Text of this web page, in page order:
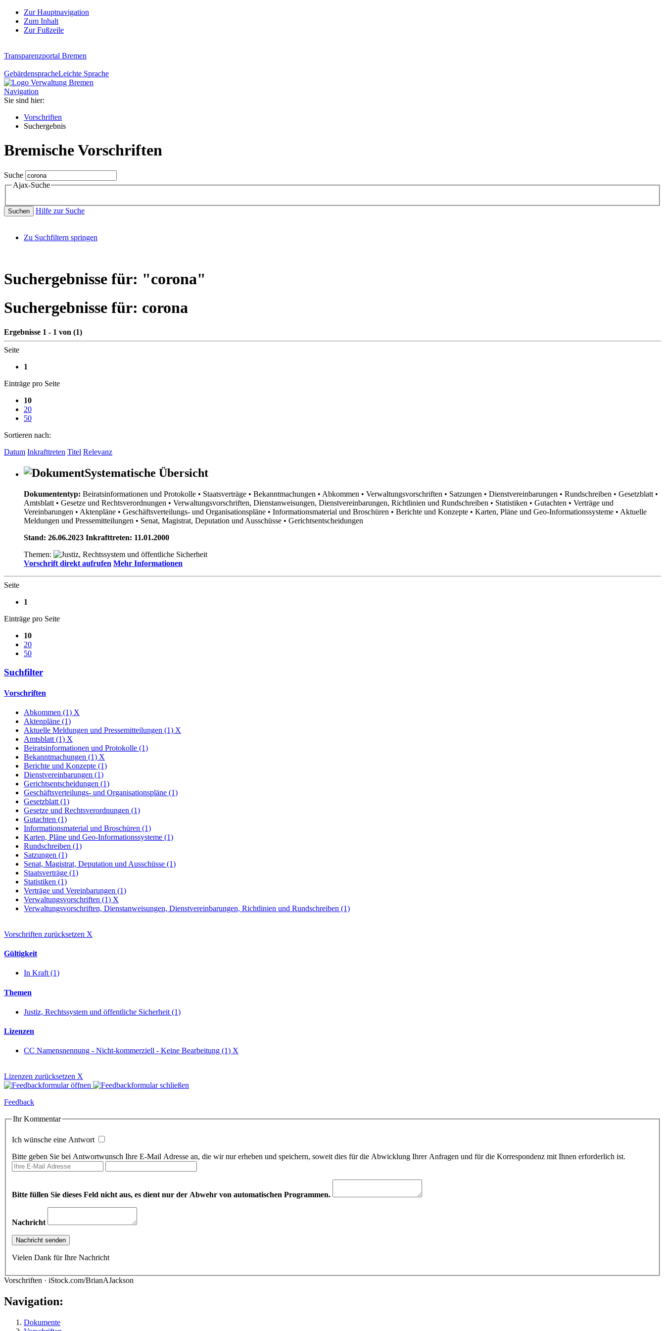
Zur Hauptnavigation
Zum Inhalt
Zur Fußzeile
Transparenzportal Bremen
GebärdenspracheLeichte Sprache
Navigation
Sie sind hier:
Vorschriften
Suchergebnis
Bremische Vorschriften
Suche
Ajax-Suche
Suchen Hilfe zur Suche
Zu Suchfiltern springen
Suchergebnisse für: "corona"
Suchergebnisse für: corona
Ergebnisse 1 - 1 von (1)
Seite
1
Einträge pro Seite
10
20
50
Sortieren nach:
Datum Inkrafttreten Titel Relevanz
Systematische Übersicht
Dokumententyp: Beiratsinformationen und Protokolle • Staatsverträge • Bekanntmachungen • Abkommen • Verwaltungsvorschriften • Satzungen • Dienstvereinbarungen • Rundschreiben • Gesetzblatt •
Amtsblatt • Gesetze und Rechtsverordnungen • Verwaltungsvorschriften, Dienstanweisungen, Dienstvereinbarungen, Richtlinien und Rundschreiben • Statistiken • Gutachten • Verträge und
Vereinbarungen • Aktenpläne • Geschäftsverteilungs- und Organisationspläne • Informationsmaterial und Broschüren • Berichte und Konzepte • Karten, Pläne und Geo-Informationssysteme • Aktuelle
Meldungen und Pressemitteilungen • Senat, Magistrat, Deputation und Ausschüsse • Gerichtsentscheidungen
Stand: 26.06.2023 Inkrafttreten: 11.01.2000
Themen:
Vorschrift direkt aufrufen Mehr Informationen
Seite
1
Einträge pro Seite
10
20
50
Suchfilter
Vorschriften
Abkommen (1) X
Aktenpläne (1)
Aktuelle Meldungen und Pressemitteilungen (1) X
Amtsblatt (1) X
Beiratsinformationen und Protokolle (1)
Bekanntmachungen (1) X
Berichte und Konzepte (1)
Dienstvereinbarungen (1)
Gerichtsentscheidungen (1)
Geschäftsverteilungs- und Organisationspläne (1)
Gesetzblatt (1)
Gesetze und Rechtsverordnungen (1)
Gutachten (1)
Informationsmaterial und Broschüren (1)
Karten, Pläne und Geo-Informationssysteme (1)
Rundschreiben (1)
Satzungen (1)
Senat, Magistrat, Deputation und Ausschüsse (1)
Staatsverträge (1)
Statistiken (1)
Verträge und Vereinbarungen (1)
Verwaltungsvorschriften (1) X
Verwaltungsvorschriften, Dienstanweisungen, Dienstvereinbarungen, Richtlinien und Rundschreiben (1)
Vorschriften zurücksetzen X
Gültigkeit
In Kraft (1)
Themen
Justiz, Rechtssystem und öffentliche Sicherheit (1)
Lizenzen
CC Namensnennung - Nicht-kommerziell - Keine Bearbeitung (1) X
Lizenzen zurücksetzen X
Feedback
Ihr Kommentar
Ich wünsche eine Antwort
Bitte geben Sie bei Antwortwunsch Ihre E-Mail Adresse an, die wir nur erheben und speichern, soweit dies für die Abwicklung Ihrer Anfragen und für die Korrespondenz mit Ihnen erforderlich ist.
Bitte füllen Sie dieses Feld nicht aus, es dient nur der Abwehr von automatischen Programmen.
Nachricht
Vielen Dank für Ihre Nachricht
Vorschriften · iStock.com/BrianAJackson
Navigation:
Dokumente